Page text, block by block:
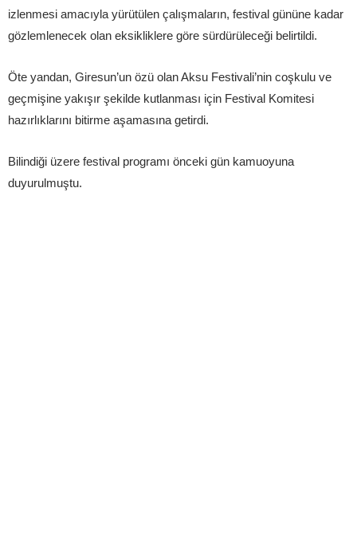
izlenmesi amacıyla yürütülen çalışmaların, festival gününe kadar
gözlemlenecek olan eksikliklere göre sürdürüleceği belirtildi.
Öte yandan, Giresun’un özü olan Aksu Festivali’nin coşkulu ve
geçmişine yakışır şekilde kutlanması için Festival Komitesi
hazırlıklarını bitirme aşamasına getirdi.
Bilindiği üzere festival programı önceki gün kamuoyuna
duyurulmuştu.